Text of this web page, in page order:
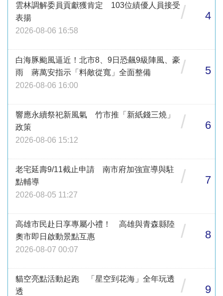
雲林調解委員貢獻獲肯定 103位績優人員接受
表揚
2026-08-06 16:58
/ 4
白海豚颱風逼近！北市8、9日恐飆9級陣風、豪
雨 蔣萬安指示「料敵從寬」全面整備
2026-08-06 16:00
/ 5
響應永續祭祀新風氣 竹市推「新紙錢三燒」
政策
2026-08-06 15:12
/ 6
老宅延壽9/11截止申請 南市府加強宣導與駐
點輔導
2026-08-05 11:27
/ 7
高雄市民赴日享專屬小禮！ 高雄與青森縣陸
奧市即日啟動景點互惠
2026-08-07 00:07
/ 8
貓空亮點活動起跑 「星空到花海」全年玩透
透
/ 9